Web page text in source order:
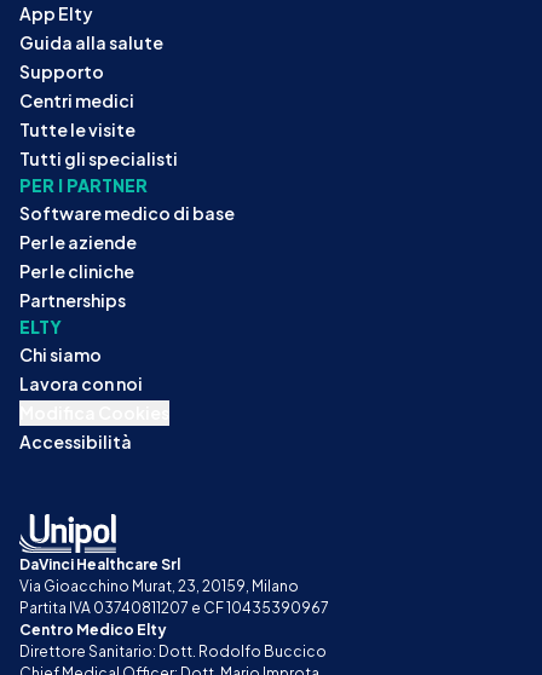
App Elty
Guida alla salute
Supporto
Centri medici
Tutte le visite
Tutti gli specialisti
PER I PARTNER
Software medico di base
Per le aziende
Per le cliniche
Partnerships
ELTY
Chi siamo
Lavora con noi
Accessibilità
DaVinci Healthcare Srl
Via Gioacchino Murat, 23, 20159, Milano
Partita IVA 03740811207 e CF 10435390967
Centro Medico Elty
Direttore Sanitario: Dott. Rodolfo Buccico